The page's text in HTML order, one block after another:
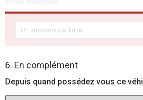
6. En complément
Depuis quand possédez vous ce